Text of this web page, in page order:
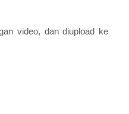
video, dan diupload ke